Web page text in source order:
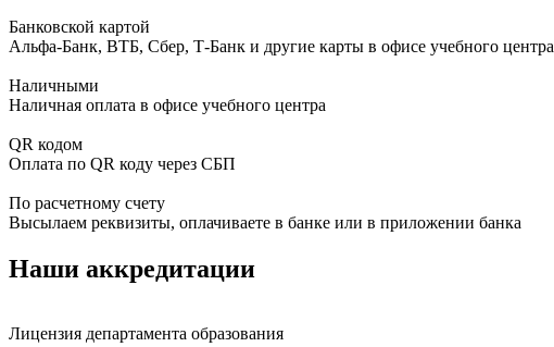
Банковской картой
Альфа-Банк, ВТБ, Сбер, Т-Банк и другие карты в офисе учебного центра
Наличными
Наличная оплата в офисе учебного центра
QR кодом
Оплата по QR коду через СБП
По расчетному счету
Высылаем реквизиты, оплачиваете в банке или в приложении банка
Наши аккредитации
Лицензия департамента образования